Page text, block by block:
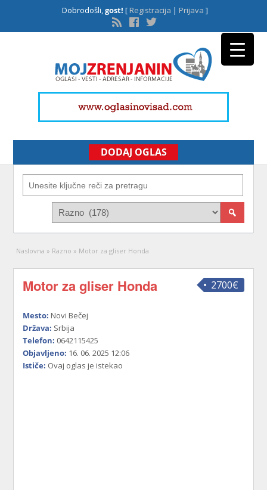
Dobrodošli,gost! [Registracija | Prijava ]
DODAJ OGLAS
Naslovna » Razno » Motor za gliser Honda
2700€
Motor za gliser Honda
Mesto: Novi Bečej
Država: Srbija
Telefon: 0642115425
Objavljeno: 16. 06. 2025 12:06
Ističe: Ovaj oglas je istekao